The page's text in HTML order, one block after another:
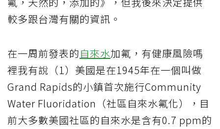
較多跟台灣有關的資訊。
在一周前發表的自來水加氟，有健康風險嗎
裡我有說（1）美國是在1945年在一個叫做
Grand Rapids的小鎮首次施行Community
Water Fluoridation（社區自來水氟化），目
前大多數美國社區的自來水是含有0.7 ppm的